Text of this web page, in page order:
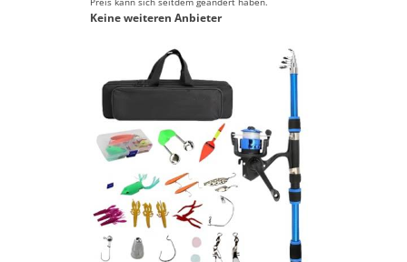
Keine weiteren Anbieter